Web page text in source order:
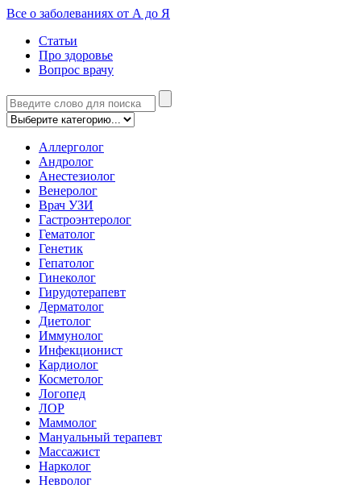
Все о заболеваниях от А до Я
Статьи
Про здоровье
Вопрос врачу
Аллерголог
Андролог
Анестезиолог
Венеролог
Врач УЗИ
Гастроэнтеролог
Гематолог
Генетик
Гепатолог
Гинеколог
Гирудотерапевт
Дерматолог
Диетолог
Иммунолог
Инфекционист
Кардиолог
Косметолог
Логопед
ЛОР
Маммолог
Мануальный терапевт
Массажист
Нарколог
Невролог